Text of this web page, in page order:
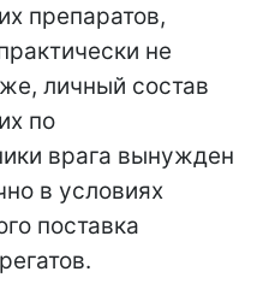
препаратов,
не
личный состав
по
врага вынужден
в условиях
поставка